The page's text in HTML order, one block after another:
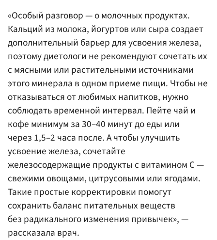
«Особый разговор — о молочных продуктах.
Кальций из молока, йогуртов или сыра создает
дополнительный барьер для усвоения железа,
поэтому диетологи не рекомендуют сочетать их
с мясными или растительными источниками
этого минерала в одном приеме пищи. Чтобы не
отказываться от любимых напитков, нужно
соблюдать временной интервал. Пейте чай и
кофе минимум за 30–40 минут до еды или
через 1,5–2 часа после. А чтобы улучшить
усвоение железа, сочетайте
железосодержащие продукты с витамином C —
свежими овощами, цитрусовыми или ягодами.
Такие простые корректировки помогут
сохранить баланс питательных веществ
без радикального изменения привычек», —
рассказала врач.